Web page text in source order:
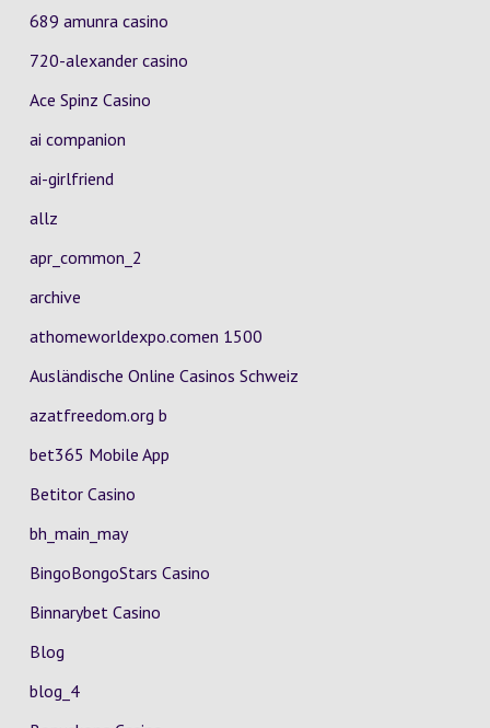
689 amunra casino
720-alexander casino
Ace Spinz Casino
ai companion
ai-girlfriend
allz
apr_common_2
archive
athomeworldexpo.comen 1500
Ausländische Online Casinos Schweiz
azatfreedom.org b
bet365 Mobile App
Betitor Casino
bh_main_may
BingoBongoStars Casino
Binnarybet Casino
Blog
blog_4